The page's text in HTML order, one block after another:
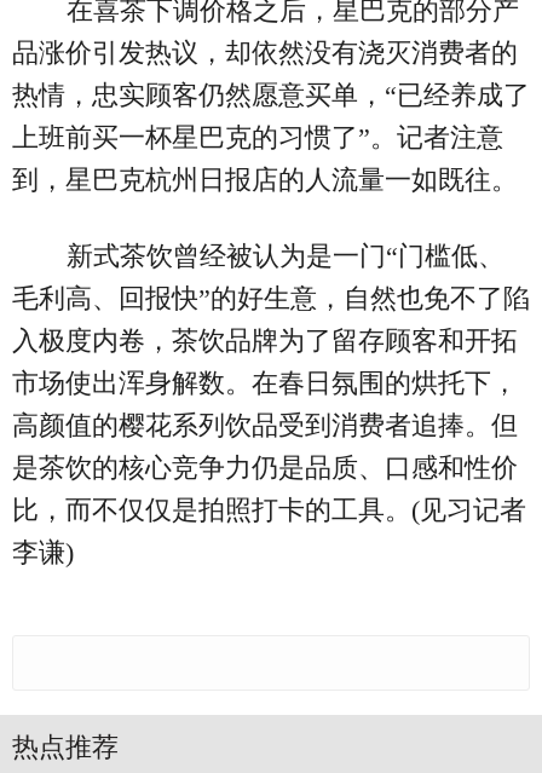
在喜茶下调价格之后，星巴克的部分产
品涨价引发热议，却依然没有浇灭消费者的
热情，忠实顾客仍然愿意买单，“已经养成了
上班前买一杯星巴克的习惯了”。记者注意
到，星巴克杭州日报店的人流量一如既往。
新式茶饮曾经被认为是一门“门槛低、
毛利高、回报快”的好生意，自然也免不了陷
入极度内卷，茶饮品牌为了留存顾客和开拓
市场使出浑身解数。在春日氛围的烘托下，
高颜值的樱花系列饮品受到消费者追捧。但
是茶饮的核心竞争力仍是品质、口感和性价
比，而不仅仅是拍照打卡的工具。(见习记者
李谦)
热点推荐